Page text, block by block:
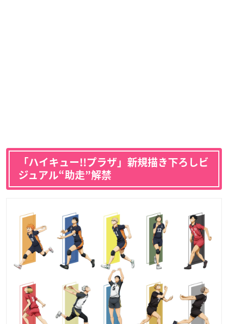
「ハイキュー!!プラザ」新規描き下ろしビ
ジュアル“助走”解禁